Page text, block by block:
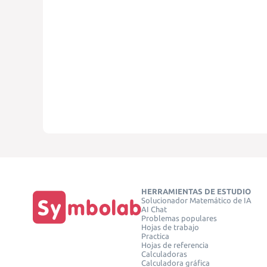
HERRAMIENTAS DE ESTUDIO
Solucionador Matemático de IA
AI Chat
Problemas populares
Hojas de trabajo
Practica
Hojas de referencia
Calculadoras
Calculadora gráfica